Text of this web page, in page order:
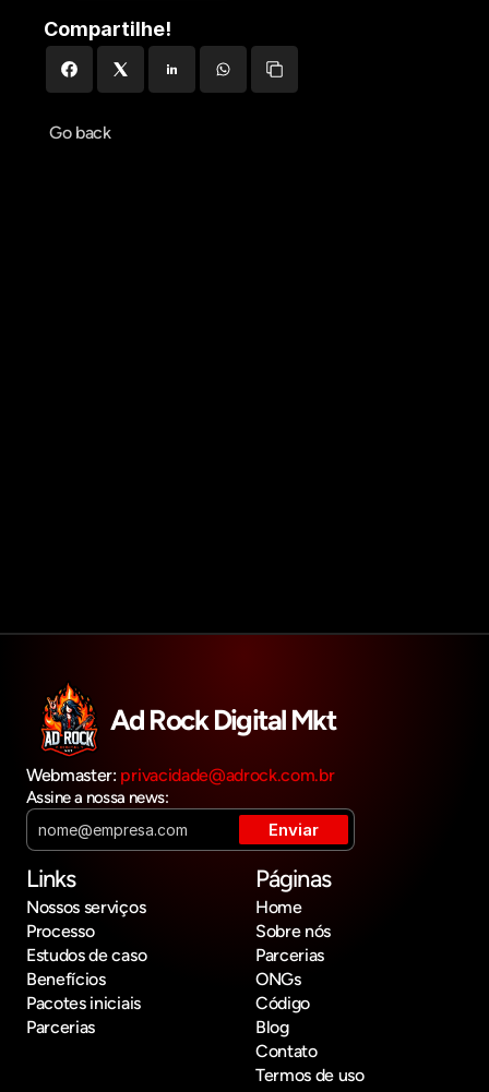
Compartilhe!
Go back
Ad Rock Digital Mkt
Webmaster: privacidade@adrock.com.br
Assine a nossa news:
Links
Nossos serviços
Processo
Estudos de caso
Benefícios
Pacotes iniciais
Parcerias
Páginas
Home
Sobre nós
Parcerias
ONGs
Código
Blog
Contato
Termos de uso